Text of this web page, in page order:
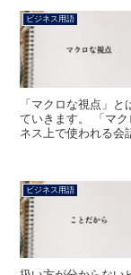
ビジネス用語
「マクロな視点」
ていきます。 「マ
ネス上で使われる会
ビジネス用語